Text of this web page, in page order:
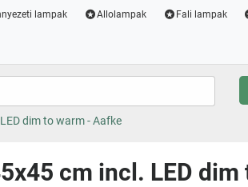
lampak Allolampak Fali lampak
dim to warm - Aafke
cm incl. LED